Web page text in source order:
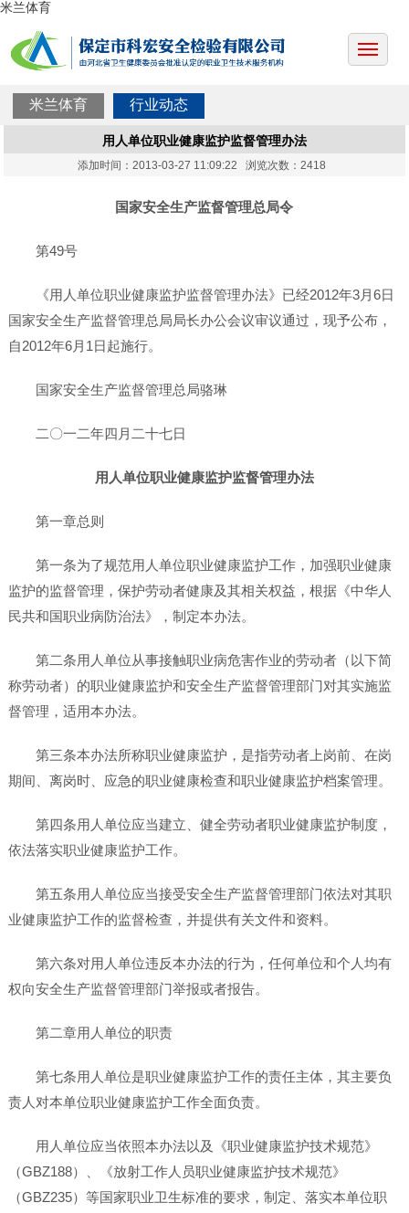
米兰体育
米兰体育 行业动态
用人单位职业健康监护监督管理办法
添加时间：2013-03-27 11:09:22 浏览次数：2418
国家安全生产监督管理总局令
第49号
《用人单位职业健康监护监督管理办法》已经2012年3月6日
国家安全生产监督管理总局局长办公会议审议通过，现予公布，
自2012年6月1日起施行。
国家安全生产监督管理总局骆琳
二〇一二年四月二十七日
用人单位职业健康监护监督管理办法
第一章总则
第一条为了规范用人单位职业健康监护工作，加强职业健康
监护的监督管理，保护劳动者健康及其相关权益，根据《中华人
民共和国职业病防治法》，制定本办法。
第二条用人单位从事接触职业病危害作业的劳动者（以下简
称劳动者）的职业健康监护和安全生产监督管理部门对其实施监
督管理，适用本办法。
第三条本办法所称职业健康监护，是指劳动者上岗前、在岗
期间、离岗时、应急的职业健康检查和职业健康监护档案管理。
第四条用人单位应当建立、健全劳动者职业健康监护制度，
依法落实职业健康监护工作。
第五条用人单位应当接受安全生产监督管理部门依法对其职
业健康监护工作的监督检查，并提供有关文件和资料。
第六条对用人单位违反本办法的行为，任何单位和个人均有
权向安全生产监督管理部门举报或者报告。
第二章用人单位的职责
第七条用人单位是职业健康监护工作的责任主体，其主要负
责人对本单位职业健康监护工作全面负责。
用人单位应当依照本办法以及《职业健康监护技术规范》
（GBZ188）、《放射工作人员职业健康监护技术规范》
（GBZ235）等国家职业卫生标准的要求，制定、落实本单位职